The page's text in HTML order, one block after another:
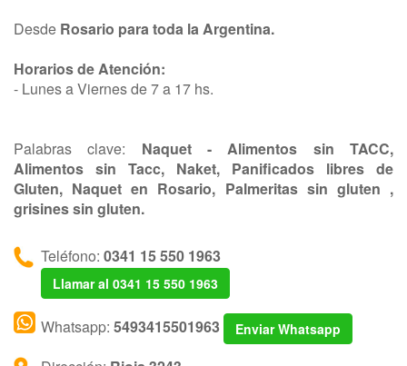
Desde Rosario para toda la Argentina.
Horarios de Atención:
- Lunes a Viernes de 7 a 17 hs.
Palabras clave: Naquet - Alimentos sin TACC,
Alimentos sin Tacc, Naket, Panificados libres de
Gluten, Naquet en Rosario, Palmeritas sin gluten ,
grisines sin gluten.
Teléfono: 0341 15 550 1963
Llamar al 0341 15 550 1963
Whatsapp: 5493415501963 Enviar Whatsapp